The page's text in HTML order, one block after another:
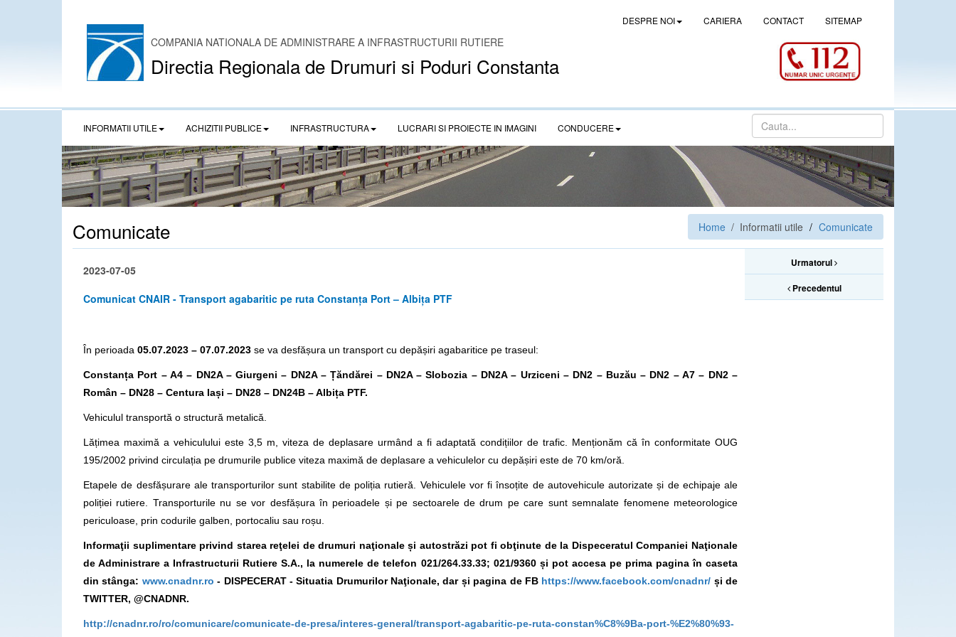
DESPRE NOI CARIERA CONTACT SITEMAP
COMPANIA NATIONALA DE ADMINISTRARE A INFRASTRUCTURII RUTIERE
Directia Regionala de Drumuri si Poduri Constanta
INFORMATII UTILE ACHIZITII PUBLICE INFRASTRUCTURA LUCRARI SI PROIECTE IN IMAGINI CONDUCERE
Comunicate Home / Informatii utile Comunicate
Urmatorul
Precedentul
2023-07-05
Comunicat CNAIR - Transport agabaritic pe ruta Constanța Port – Albița PTF
În perioada 05.07.2023 – 07.07.2023 se va desfășura un transport cu depășiri agabaritice pe traseul:
Constanța Port – A4 – DN2A – Giurgeni – DN2A – Țăndărei – DN2A – Slobozia – DN2A – Urziceni – DN2 – Buzău – DN2 – A7 – DN2 –
Român – DN28 – Centura Iași – DN28 – DN24B – Albița PTF.
Vehiculul transportă o structură metalică.
Lățimea maximă a vehiculului este 3,5 m, viteza de deplasare urmând a fi adaptată condițiilor de trafic. Menționăm că în conformitate OUG
195/2002 privind circulația pe drumurile publice viteza maximă de deplasare a vehiculelor cu depășiri este de 70 km/oră.
Etapele de desfășurare ale transporturilor sunt stabilite de poliția rutieră. Vehiculele vor fi însoțite de autovehicule autorizate și de echipaje ale
poliției rutiere. Transporturile nu se vor desfășura în perioadele și pe sectoarele de drum pe care sunt semnalate fenomene meteorologice
periculoase, prin codurile galben, portocaliu sau roșu.
Informaţii suplimentare privind starea reţelei de drumuri naţionale și autostrăzi pot fi obţinute de la Dispeceratul Companiei Naţionale
de Administrare a Infrastructurii Rutiere S.A., la numerele de telefon 021/264.33.33; 021/9360 și pot accesa pe prima pagina în caseta
din stânga: www.cnadnr.ro - DISPECERAT - Situatia Drumurilor Naţionale, dar și pagina de FB https://www.facebook.com/cnadnr/ și de
TWITTER, @CNADNR.
http://cnadnr.ro/ro/comunicare/comunicate-de-presa/interes-general/transport-agabaritic-pe-ruta-constan%C8%9Ba-port-%E2%80%93-